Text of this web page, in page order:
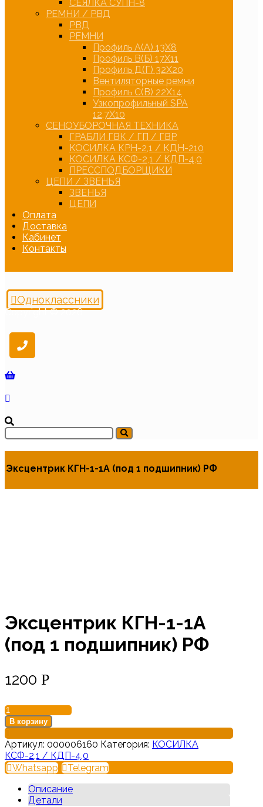
СЕЯЛКА СУПН-8
РЕМНИ / РВД
РВД
РЕМНИ
Профиль А(А) 13Х8
Профиль В(Б) 17Х11
Профиль Д(Г) 32Х20
Вентиляторные ремни
Профиль С(В) 22Х14
Узкопрофильный SPA
12,7Х10
СЕНОУБОРОЧНАЯ ТЕХНИКА
ГРАБЛИ ГВК / ГП / ГВР
КОСИЛКА КРН-2,1 / КДН-210
КОСИЛКА КСФ-2,1 / КДП-4,0
ПРЕССПОДБОРЩИКИ
ЦЕПИ / ЗВЕНЬЯ
ЗВЕНЬЯ
ЦЕПИ
Оплата
Доставка
Кабинет
Контакты
Одноклассники
Copyright © 2026
Эксцентрик КГН-1-1А (под 1 подшипник) РФ
Эксцентрик КГН-1-1А
(под 1 подшипник) РФ
1200 Р
Количество
товара
Эксцентрик
КГН-1-
1А
(под
1
подшипник)
В корзину
Артикул: 000006160 Категория: КОСИЛКА
КСФ-2,1 / КДП-4,0
Whatsapp
Telegram
Описание
Детали